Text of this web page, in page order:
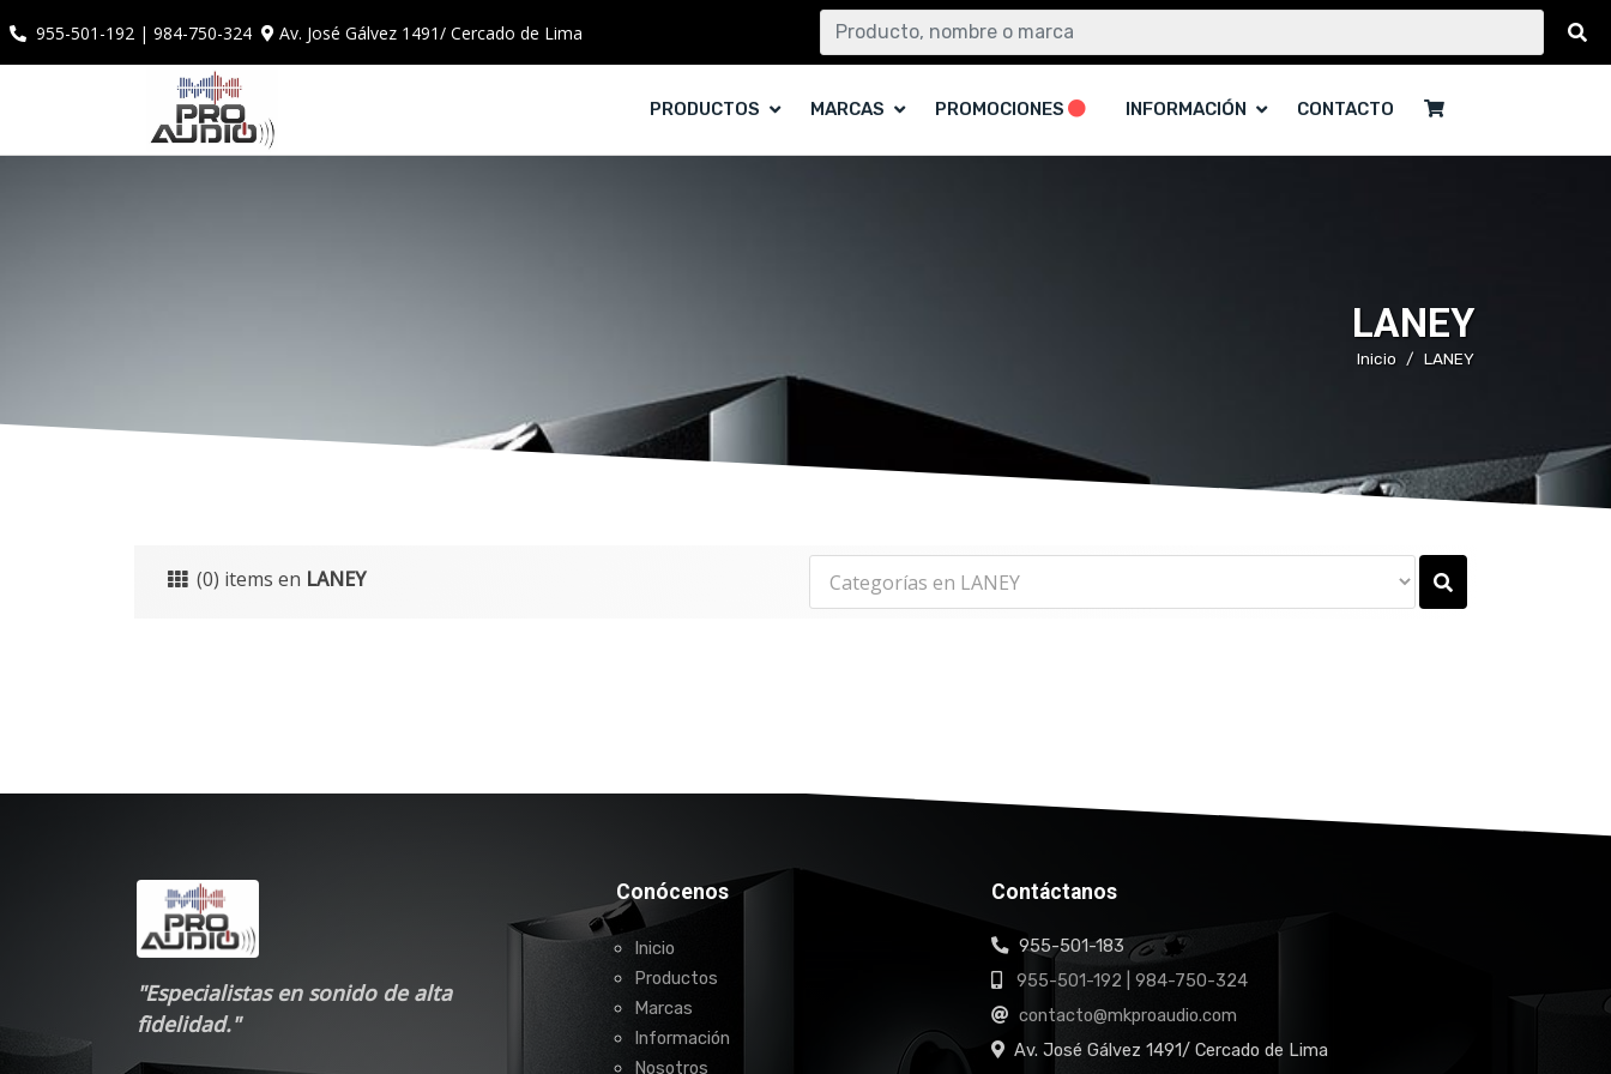
955-501-192 | 984-750-324 Av. José Gálvez 1491/ Cercado de Lima
PRODUCTOS MARCAS PROMOCIONES INFORMACIÓN CONTACTO
LANEY
Inicio LANEY
(0) items en LANEY
"Especialistas en sonido de alta
fidelidad."
Conócenos
Inicio
Productos
Marcas
Información
Nosotros
Contáctanos
955-501-183
955-501-192 | 984-750-324
contacto@mkproaudio.com
Av. José Gálvez 1491/ Cercado de Lima